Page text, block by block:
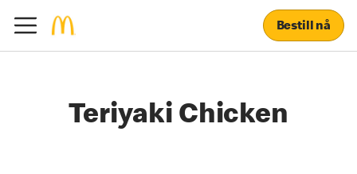
Bestill nå
Teriyaki Chicken